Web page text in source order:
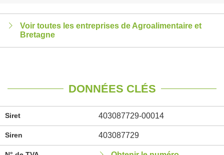
Voir toutes les entreprises de Agroalimentaire et
Bretagne
DONNÉES CLÉS
Siret 403087729-00014
Siren 403087729